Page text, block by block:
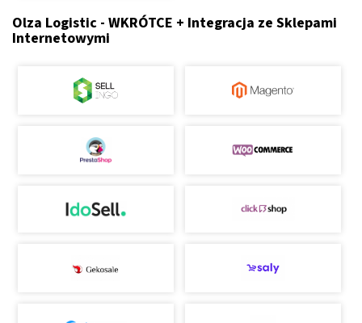
Olza Logistic - WKRÓTCE + Integracja ze Sklepami
Internetowymi